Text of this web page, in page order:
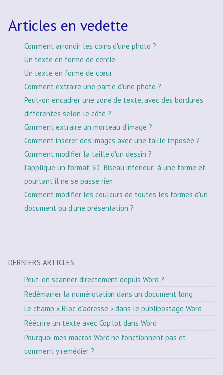
Articles en vedette
Comment arrondir les coins d'une photo ?
Un texte en forme de cercle
Un texte en forme de cœur
Comment extraire une partie d'une photo ?
Peut-on encadrer une zone de texte, avec des bordures
différentes selon le côté ?
Comment extraire un morceau d'image ?
Comment insérer des images avec une taille imposée ?
Comment modifier la taille d'un dessin ?
J'applique un format 3D "Biseau inférieur" à une forme et
pourtant il ne se passe rien
Comment modifier les couleurs de toutes les formes d'un
document ou d'une présentation ?
DERNIERS ARTICLES
Peut-on scanner directement depuis Word ?
Redémarrer la numérotation dans un document long
Le champ « Bloc d’adresse » dans le publipostage Word
Réécrire un texte avec Copilot dans Word
Pourquoi mes macros Word ne fonctionnent pas et
comment y remédier ?